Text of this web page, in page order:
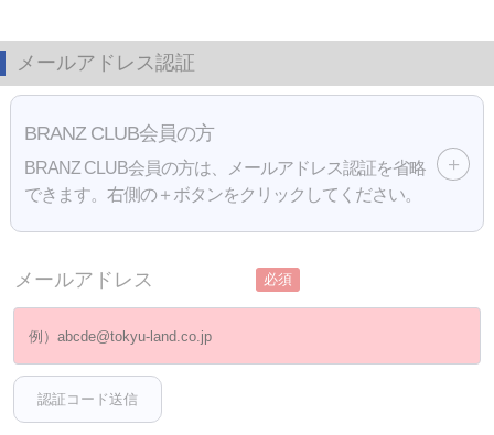
メールアドレス認証
BRANZ CLUB会員の方
BRANZ CLUB会員の方は、メールアドレス認証を省略
できます。右側の＋ボタンをクリックしてください。
メールアドレス 必須